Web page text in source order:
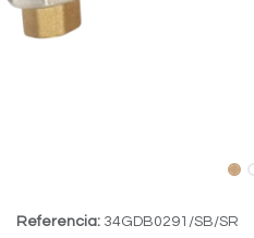
Referencia: 34GDB0291/SB/SR